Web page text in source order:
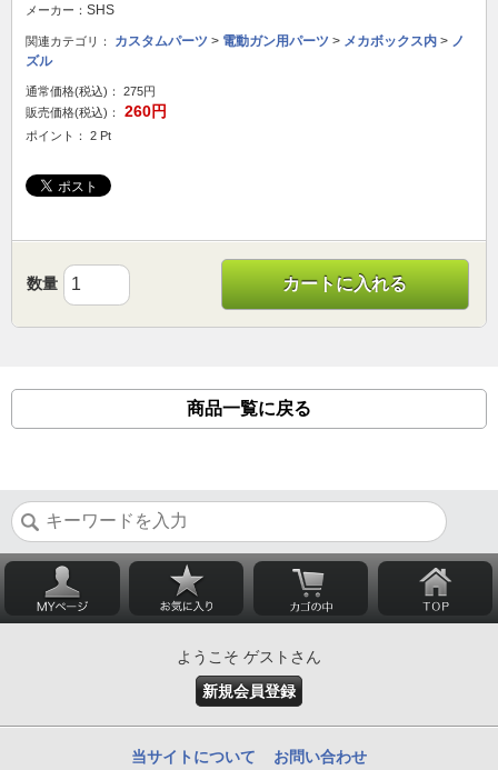
メーカー： SHS
関連カテゴリ： カスタムパーツ > 電動ガン用パーツ > メカボックス内 > ノ
ズル
通常価格(税込)：
275円
販売価格(税込)：
260円
ポイント： 2 Pt
数量 カートに入れる
商品一覧に戻る
ようこそ ゲストさん
新規会員登録
当サイトについて お問い合わせ